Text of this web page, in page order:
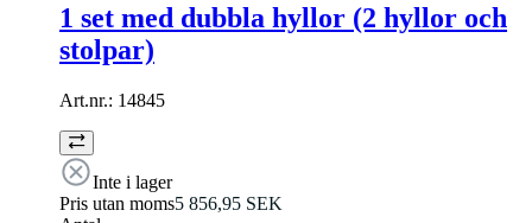
1 set med dubbla hyllor (2 hyllor och
stolpar)
Art.nr.: 14845
Inte i lager
Pris utan moms5 856,95 SEK